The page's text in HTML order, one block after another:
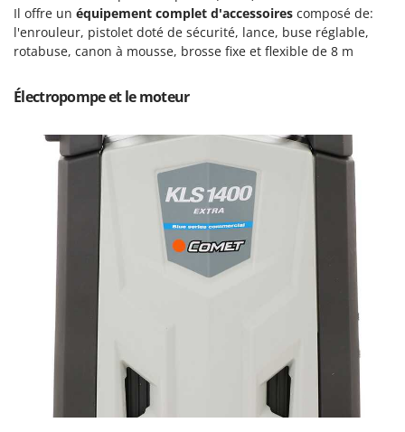
Perches Élagueuses
Pétrins à Spirale
Piscines
Planteuses de pommes de terre pour tracteur
Plumeuses
Pompes d'irrigation à tracteur
Pompes de transfert
Pompes immergées électriques
Postes à souder
Poussoirs à saucisse
Presses à pellets
Pressoirs à fruits
Pressoirs à Raisin
Pulvérisateurs
Francini
G
Gardena
GeoTech
GeoTech Pro
Ginko - MGM
Gipeco
Girmi
GRAEF
Gre
GreenBay
Greenworks
GRIFO
Il offre un équipement complet d'accessoires composé de:
l'enrouleur, pistolet doté de sécurité, lance, buse réglable,
rotabuse, canon à mousse, brosse fixe et flexible de 8 m
Électropompe et le moteur